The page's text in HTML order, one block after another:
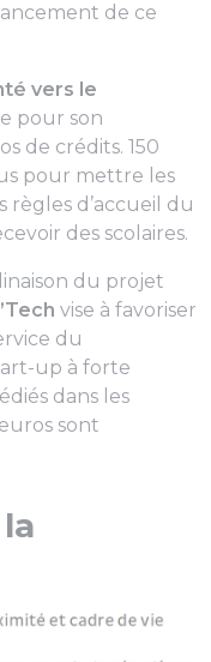
de ce
vers le
pour son
de crédits. 150
pour mettre les
règles d’accueil du
des scolaires.
du projet
vise à favoriser
du
up à forte
dans les
sont